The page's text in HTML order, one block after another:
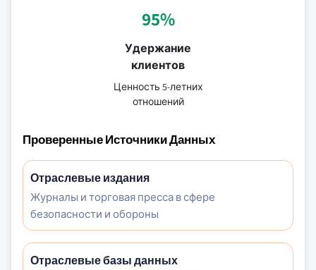
95%
Удержание
клиентов
Ценность 5-летних
отношений
Проверенные Источники Данных
Отраслевые издания
Журналы и торговая пресса в сфере
безопасности и обороны
Отраслевые базы данных